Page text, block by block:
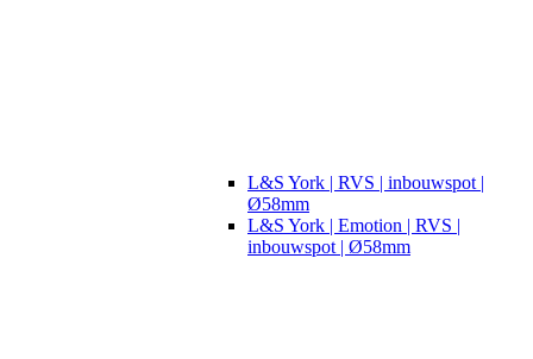
L&S York | RVS | inbouwspot |
Ø58mm
L&S York | Emotion | RVS |
inbouwspot | Ø58mm